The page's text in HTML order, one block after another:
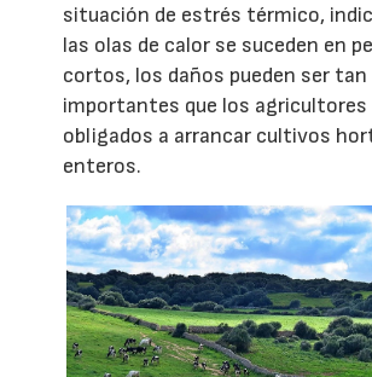
situación de estrés térmico,
las olas de calor se suceden en
cortos, los daños pueden ser tan
importantes que los agricultores
obligados a arrancar cultivos
enteros.